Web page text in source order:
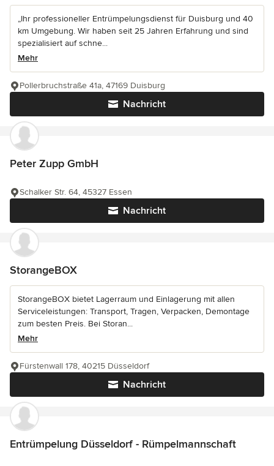
„Ihr professioneller Entrümpelungsdienst für Duisburg und 40
km Umgebung. Wir haben seit 25 Jahren Erfahrung und sind
spezialisiert auf schne...
Mehr
Nachricht
Pollerbruchstraße 41a, 47169 Duisburg
Peter Zupp GmbH
Nachricht
Schalker Str. 64, 45327 Essen
StorangeBOX
StorangeBOX bietet Lagerraum und Einlagerung mit allen
Serviceleistungen: Transport, Tragen, Verpacken, Demontage
zum besten Preis. Bei Storan...
Mehr
Nachricht
Fürstenwall 178, 40215 Düsseldorf
Entrümpelung Düsseldorf - Rümpelmannschaft